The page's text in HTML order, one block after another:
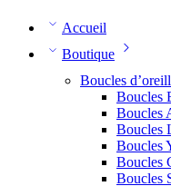
Accueil
Boutique
Boucles
Boucles
Boucles
Boucles
Boucles
Boucles
Boucles